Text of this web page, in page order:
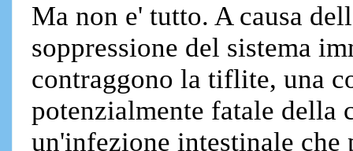
Ma non e' tutto. A causa
soppressione del sistema
contraggono la tiflite, una
potenzialmente fatale della
un'infezione intestinale che